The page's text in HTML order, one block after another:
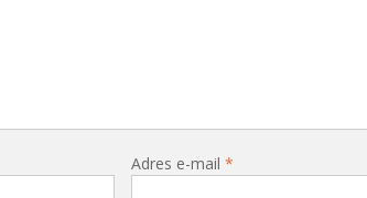
Adres e-mail *